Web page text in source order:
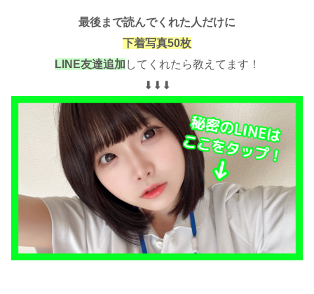
最後まで読んでくれた人だけに
下着写真50枚
LINE友達追加 してくれたら教えてます！
⬇︎⬇︎⬇︎